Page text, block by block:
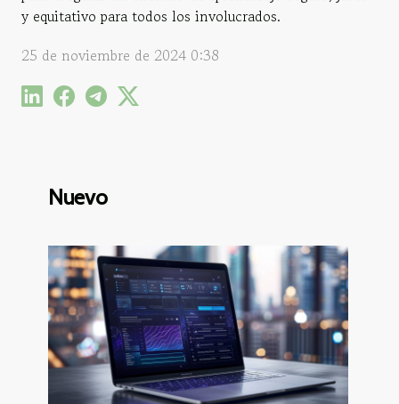
y equitativo para todos los involucrados.
25 de noviembre de 2024 0:38
Nuevo